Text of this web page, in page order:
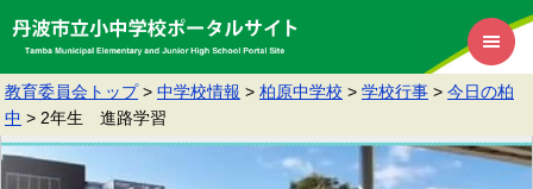
教育委員会トップ > 中学校情報 > 柏原中学校 > 学校行事 > 今日の柏
中 > 2年生 進路学習